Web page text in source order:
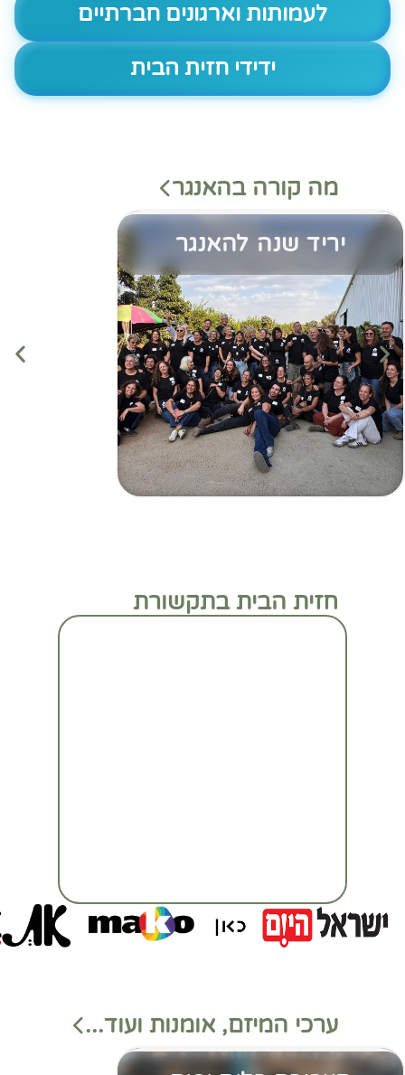
לעמותות וארגונים חברתיים
ידידי חזית הבית
מה קורה בהאנגר
יריד שנה להאנגר
חזית הבית בתקשורת
מעבר לכתבה המלאה
ערכי המיזם, אומנות ועוד...